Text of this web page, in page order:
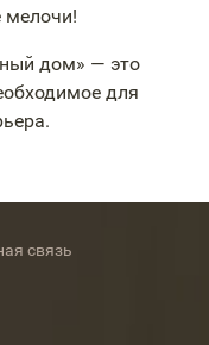
мелочи!
дом» — это
для
связь